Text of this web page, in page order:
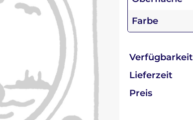
Farbe
Verfügbarkeit
Lieferzeit
Preis